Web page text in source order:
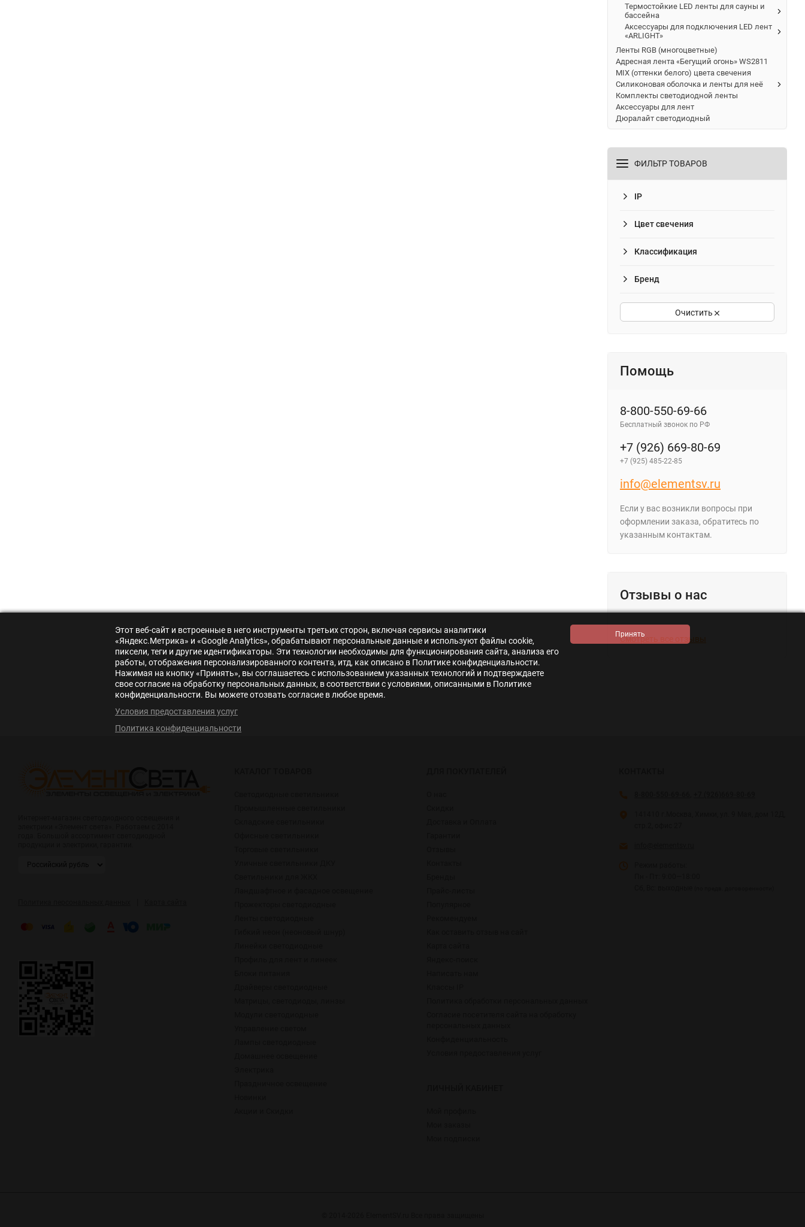
Термостойкие LED ленты для сауны и
бассейна
Аксессуары для подключения LED лент
«ARLIGHT»
Ленты RGB (многоцветные)
Адресная лента «Бегущий огонь» WS2811
MIX (оттенки белого) цвета свечения
Силиконовая оболочка и ленты для неё
Комплекты светодиодной ленты
Аксессуары для лент
Дюралайт светодиодный
ФИЛЬТР ТОВАРОВ
IP
Цвет свечения
Классификация
Бренд
Очистить
Помощь
8-800-550-69-66
Бесплатный звонок по РФ
+7 (926) 669-80-69
+7 (925) 485-22-85
info@elementsv.ru
Если у вас возникли вопросы при
оформлении заказа, обратитесь по
указанным контактам.
Отзывы о нас
Смотреть все отзывы
Этот веб-сайт и встроенные в него инструменты третьих сторон, включая сервисы аналитики
«Яндекс.Метрика» и «Google Analytics», обрабатывают персональные данные и используют файлы cookie,
пиксели, теги и другие идентификаторы. Эти технологии необходимы для функционирования сайта, анализа его
работы, отображения персонализированного контента, итд, как описано в Политике конфиденциальности.
Нажимая на кнопку «Принять», вы соглашаетесь с использованием указанных технологий и подтверждаете
свое согласие на обработку персональных данных, в соответствии с условиями, описанными в Политике
конфиденциальности. Вы можете отозвать согласие в любое время.
Условия предоставления услуг
Политика конфиденциальности